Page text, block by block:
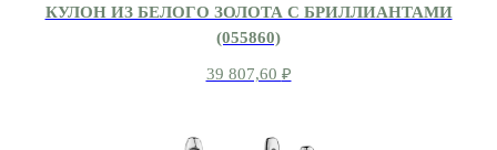
КУЛОН ИЗ БЕЛОГО ЗОЛОТА С БРИЛЛИАНТАМИ
(055860)
39 807,60 ₽